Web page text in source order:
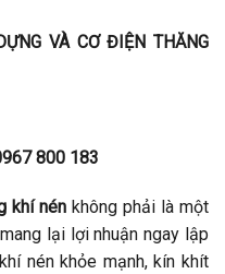
VÀ CƠ ĐIỆN THĂNG
800 183
khí nénkhông phải là một
lại lợi nhuận ngay lập
nén khỏe mạnh, kín khít